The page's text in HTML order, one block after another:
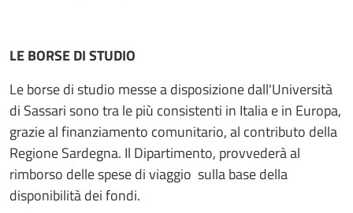
LE BORSE DI STUDIO
Le borse di studio messe a disposizione dall'Università
di Sassari sono tra le più consistenti in Italia e in Europa,
grazie al finanziamento comunitario, al contributo della
Regione Sardegna. Il Dipartimento, provvederà al
rimborso delle spese di viaggio sulla base della
disponibilità dei fondi.